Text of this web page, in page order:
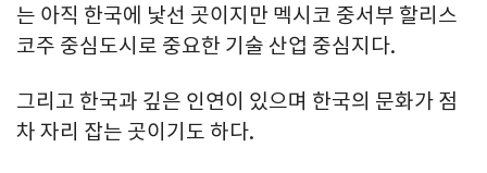
는 아직 한국에 낯선 곳이지만 멕시코 중서부 할리스
코주 중심도시로 중요한 기술 산업 중심지다.
그리고 한국과 깊은 인연이 있으며 한국의 문화가 점
차 자리 잡는 곳이기도 하다.